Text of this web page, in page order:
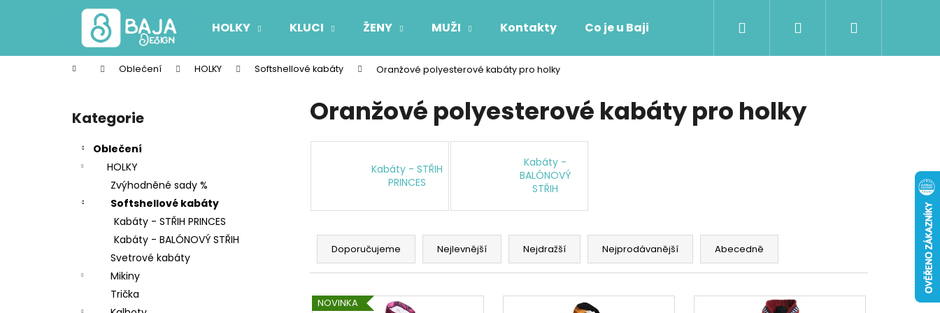
HOLKY KLUCI ŽENY MUŽI Kontakty Co je u Baji nového Přihlášení
Domů Oblečení HOLKY Softshellové kabáty Oranžové polyesterové kabáty pro holky
Přeskočit
kategorie
Kategorie
Oblečení
HOLKY
Zvýhodněné sady %
Softshellové kabáty
Kabáty - STŘIH PRINCES
Kabáty - BALÓNOVÝ STŘIH
Svetrové kabáty
Mikiny
Trička
Oranžové polyesterové kabáty pro holky
Kabáty - STŘIH
PRINCES
Kabáty -
BALÓNOVÝ
STŘIH
Ř
z
n
Doporučujeme Nejlevnější Nejdražší Nejprodávanější Abecedně
VNOVINKA
í
do
do
Co potřebujete najít?
Doporučujeme